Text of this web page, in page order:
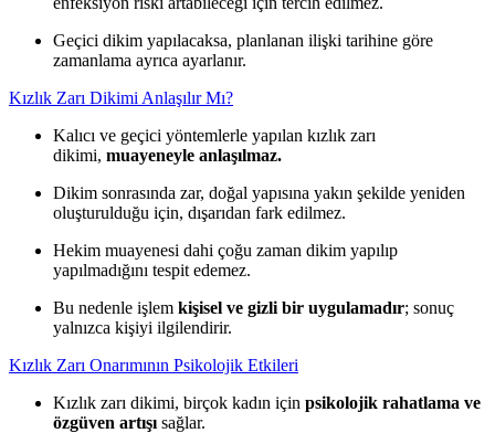
Geçici dikim yapılacaksa, planlanan ilişki tarihine göre
zamanlama ayrıca ayarlanır.
Kızlık Zarı Dikimi Anlaşılır Mı?
Kalıcı ve geçici yöntemlerle yapılan kızlık zarı
dikimi, muayeneyle anlaşılmaz.
Dikim sonrasında zar, doğal yapısına yakın şekilde yeniden
oluşturulduğu için, dışarıdan fark edilmez.
Hekim muayenesi dahi çoğu zaman dikim yapılıp
yapılmadığını tespit edemez.
Bu nedenle işlem kişisel ve gizli bir uygulamadır; sonuç
yalnızca kişiyi ilgilendirir.
Kızlık Zarı Onarımının Psikolojik Etkileri
Kızlık zarı dikimi, birçok kadın için psikolojik rahatlama ve
özgüven artışı sağlar.